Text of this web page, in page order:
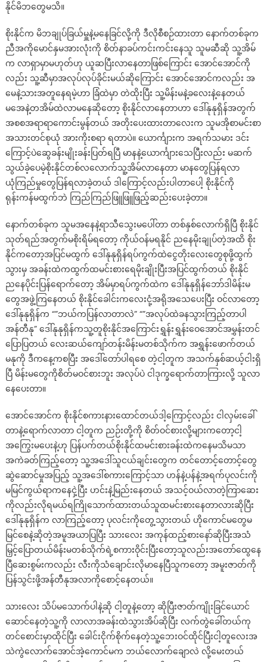
နိုင်မိဘတွေမသိ။
စိုးနိုင်က မိဘချုပ်ခြယ်မှူနဲ့မနေခြင်လို့ကို ဒီလိုစီစဉ်ထားတာ နောက်တစ်ခုက
ညီအကိုမောင်နှမအားလုံးကို စိတ်နာခပ်ကင်းကင်းနေသူ သူမဆီဆို သူ့အိမ်
က လာရှာမှာမဟုတ်ဟု ယူဆပြီးလာနေတာဖြစ်ကြောင်း အောင်အောင်ကို
လည်း သူ့ဆီမှာအလုပ်လုပ်ခိုင်းမယ်ဆိုကြောင်း အောင်အောင်ကလည်း အ
မေနဲ့သားအတူနေရမဲ့ဟာ ခြံထဲမှာ တဲထိုးပြီး သူ့မိန်းမနဲ့ခလေးနဲ့နေတယ်
မအေနဲ့တအိမ်ထဲလာမနေဆိုတော့ စိုးနိုင်လာနေတာဟာ ဒေါ်နုနုရှိန်အတွက်
အစစအရာရာကောင်းမွန်တယ် အတိုးပေးထားတာလေးက သူမအိုစာမင်းစာ
အသားတင်စုယုံ အားကိုးစရာ ရတာပဲ။ ယောင်္ကျားက အရက်သမား ဒင်း
ကြောင့်ပဲဆွေခန်းမျိုးခန်းပြတ်ရပြီ မာနနဲ့ယောင်္ကျားသေပြီးလည်း မဆက်
သွယ်ခဲ့ပေမဲ့စိုးနိုင်တစ်လလောက်သူ့အိမ်လာနေတာ မာနတွေပြန်ရလာ
ယုံကြည်မှုတွေပြန်ရလာခဲ့တယ် ဒါကြောင့်လည်းပါတာပေါ့ စိုးနိုင်ကို
ရုန်းကန်မထွက်ဘဲ ကြည်ကြည်ဖြူဖြူဖြည့်ဆည်းပေးခဲ့တာ။
နောက်တစ်ခုက သူမအနေနဲ့ရာသီသွေးမပေါ်တာ တစ်နှစ်လောက်ရှိပြီ စိုးနိုင်
သုတ်ရည်အတွက်မစိုးရိမ်ရတော့ ကိုယ်ဝန်မရနိုင် ညနေမိုးချုပ်တဲ့အထိ စိုး
နိုင်ကတော့အပြင်မထွက် ဒေါ်နုနုရှိန်ရပ်ကွက်ထဲငွေတိုးလေးတွေစုဖို့ထွက်
သွားမှ အခန်းထဲကထွက်ထမင်းစားရေမိုးချိုးပြီးအပြင်ထွက်တယ် စိုးနိုင်
ညနေပိုင်းပြန်ရောက်တော့ အိမ်မှာရပ်ကွက်ထဲက ဒေါ်နုနုရှိန်ဘော်ဒါမိန်းမ
တွေအဖွဲ့ကြနေတယ် စိုးနိုင်ခေါင်းကလေးငုံ့အရိုအသေပေးပြီး ဝင်လာတော့
ဒေါ်နုနုရှိန်က “”ဘယ်ကပြန်လာတာလဲ” “”အလုပ်ထဲခနသွားကြည့်တာပါ
အန်တီနု” ဒေါ်နုနုရှိန်ကသူ့တူစိုးနိုင်အကြောင်းရွှန်းရွှန်းဝေအောင်အမွှန်းတင်
ပြောပြတယ် လေးဆယ်ကျော်တန်းမိန်းမတစ်သိုက်က အရွှန်းဖောက်တယ်
မနုကို ဒီကနေ့ကစပြီး အဒေါ်တော်ပါရစေ တဲ့ငါ့တူက အသက်နှစ်ဆယ့်ငါးရှိ
ပြီ မိန်းမတွေကိုစိတ်မဝင်စားဘူး အလုပ်ပဲ ငါဒုက္ခရောက်တာကြားလို့ သူလာ
နေပေးတာ။
အောင်အောင်က စိုးနိုင်စကားနားထောင်တယ်ဒါ့ကြောင့်လည်း ငါလှမ်းခေါ်
တာနဲ့ရောက်လာတာ ငါ့တူက ညဉ်းတို့ကို စိတ်ဝင်စားလို့များကတော့ငါ့
အကြွေးမပေးနဲ့ဟု ပြန်ပက်တယ်စိုးနိုင်ထမင်းစားခန်းထဲကနေမသိမသာ
အကဲခတ်ကြည့်တော့ သူ့အဒေါ်သူငယ်ချင်းတွေက တင်တောင့်တောင့်တွေ
ဆွဲဆောင်မှုအပြည့် သူ့အဒေါ်စကားကြောင့်သာ ဟန်နဲ့ပန်နဲ့အရက်ပုလင်းကို
မမြင်ကွယ်ရာကနေငှဲ့ပြီး ဟင်းနဲ့မြည်းနေတယ် အသင့်ဝယ်လာတဲ့ကြာဆေး
ကိုလည်းလိုရမယ်ရကြိုသောက်ထားတယ်သူထမင်းစားနေတာလားဆိုပြီး
ဒေါ်နုနုရှိန်က လာကြည့်တော့ ပုလင်းကိုတွေ့သွားတယ် ဟိုကောင်မတွေမ
မြင်စေနဲ့ဆိုတဲ့အမူအယာပြပြီး သားလေး အကုန်ထည့်စားနော်ဆိုပြီးအသံ
မြှင့်ပြောတယ်မိန်းမတစ်သိုက်ရဲ့စကားဝိုင်းပြီးတော့သူလည်းအတော်ထွေနေ
ပြီဆေးစွမ်းကလည်း လီးကိုသံချောင်းလိုမာနေပြီသူကတော့ အမူးဇာတ်ကို
ပြန်သွင်းဖို့အန်တီနုအလာကိုစောင့်နေတယ်။
သားလေး သိပ်မသောက်ပါနဲ့ဆို ငါ့တူနဲ့တော့ ဆိုပြီးဇာတ်ကျိုးခြင်ယောင်
ဆောင်နေတဲ့သူ့ကို လာလာအခန်းထဲသွားအိပ်ဆိုပြီး လက်တွဲခေါ်တယ်ကု
တင်စောင်းမှာထိုင်ပြီး ခေါင်းငိုက်စိုက်နေတဲ့သူ့ဘေးဝင်ထိုင်ပြီးငါ့တူလေးအ
သဲကွဲလောက်အောင်အဲ့ကောင်မက ဘယ်လောက်ချောလဲ လို့မေးတယ်